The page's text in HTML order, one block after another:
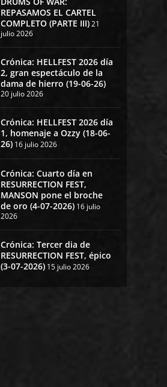
REPASAMOS EL CARTEL
COMPLETO (PARTE III)21
julio 2026
Crónica: HELLFEST 2026 día
2, gran espectáculo de la
dama de hierro (19-06-26)
20 julio 2026
Crónica: HELLFEST 2026 día
1, homenaje a Ozzy (18-06-
26) 16 julio 2026
Crónica: Cuarto día en
RESURRECTION FEST,
MANSON pone el broche
de oro (4-07-2026) 16 julio
2026
Crónica: Tercer dia de
RESURRECTION FEST, épico
(3-07-2026) 15 julio 2026